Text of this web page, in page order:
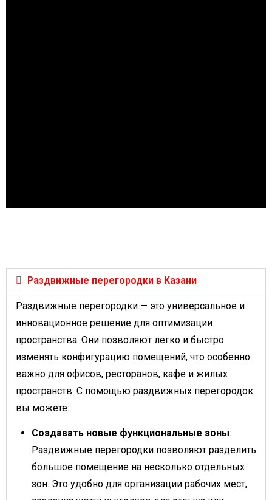
Раздвижные перегородки в Казани
Раздвижные перегородки — это универсальное и
инновационное решение для оптимизации
пространства. Они позволяют легко и быстро
изменять конфигурацию помещений, что особенно
важно для офисов, ресторанов, кафе и жилых
пространств. С помощью раздвижных перегородок
вы можете:
Создавать новые функциональные зоны:
Раздвижные перегородки позволяют разделить
большое помещение на несколько отдельных
зон. Это удобно для организации рабочих мест,